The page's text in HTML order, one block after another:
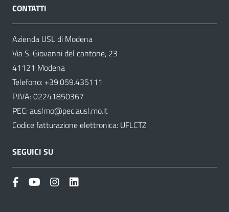
CONTATTI
Azienda USL di Modena
Via S. Giovanni del cantone, 23
41121 Modena
Telefono: +39.059.435111
P.IVA: 02241850367
PEC:auslmo@pec.ausl.mo.it
Codice fatturazione elettronica: UFLCTZ
SEGUICI SU